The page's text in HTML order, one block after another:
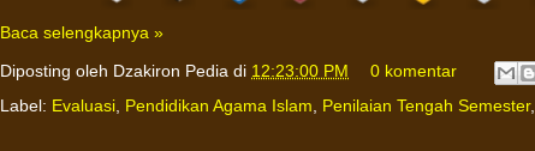
Baca selengkapnya »
Diposting oleh Dzakiron Pedia di 12:23:00 PM
0 komentar
Label: Evaluasi, Pendidikan Agama Islam, Penilaian Tengah Semester,